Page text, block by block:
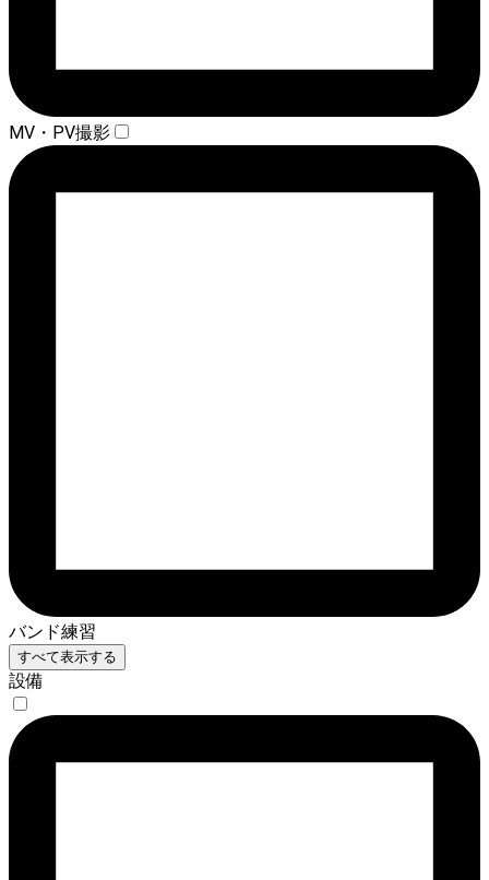
MV・PV撮影
バンド練習
すべて表示する
設備